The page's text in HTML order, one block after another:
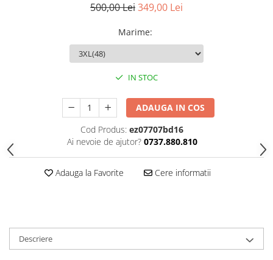
500,00 Lei349,00 Lei
Marime:
IN STOC
ADAUGA IN COS
Cod Produs: ez07707bd16
Ai nevoie de ajutor? 0737.880.810
Adauga la Favorite Cere informatii
Descriere